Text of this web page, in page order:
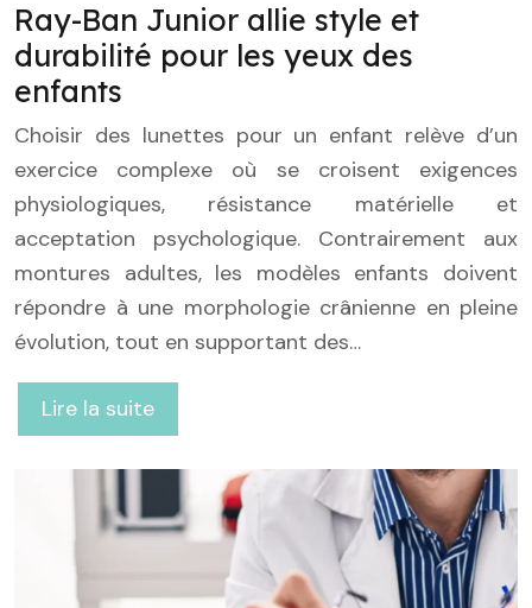
Ray-Ban Junior allie style et
durabilité pour les yeux des
enfants
Choisir des lunettes pour un enfant relève d’un
exercice complexe où se croisent exigences
physiologiques, résistance matérielle et
acceptation psychologique. Contrairement aux
montures adultes, les modèles enfants doivent
répondre à une morphologie crânienne en pleine
évolution, tout en supportant des…
Lire la suite